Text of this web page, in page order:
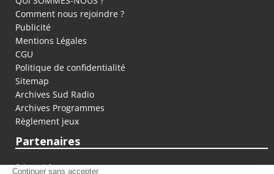
Comment nous rejoindre ?
Publicité
Mentions Légales
CGU
Politique de confidentialité
Sitemap
Archives Sud Radio
Archives Programmes
Règlement jeux
Partenaires
fiducial.fr